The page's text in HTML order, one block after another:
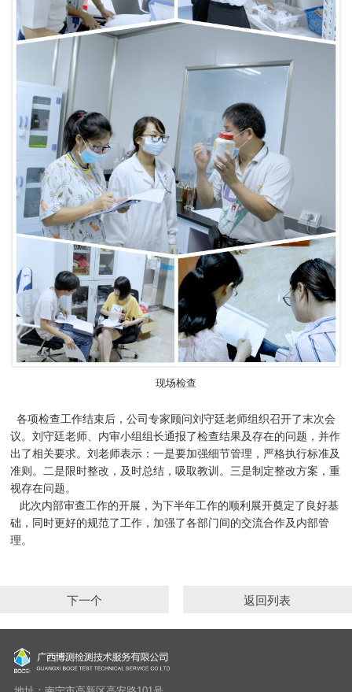
现场检查
各项检查工作结束后，公司专家顾问刘守廷老师组织召开了末次会
议。刘守廷老师、内审小组组长通报了检查结果及存在的问题，并作
出了相关要求。刘老师表示：一是要加强细节管理，严格执行标准及
准则。二是限时整改，及时总结，吸取教训。三是制定整改方案，重
视存在问题。
此次内部审查工作的开展，为下半年工作的顺利展开奠定了良好基
础，同时更好的规范了工作，加强了各部门间的交流合作及内部管
理。
下一个 返回列表